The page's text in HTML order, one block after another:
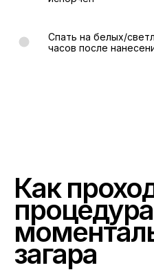
Спать на белых/
часов после
Как
процедура
загара